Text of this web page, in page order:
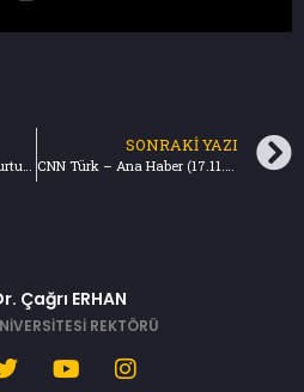
SONRAKI YAZI
Çağrı ERHAN
REKTÖRÜ